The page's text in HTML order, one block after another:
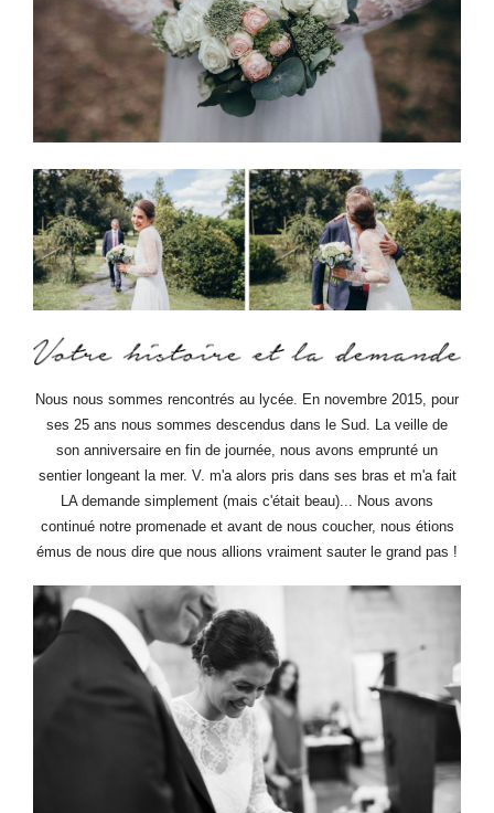
Nous nous sommes rencontrés au lycée. En novembre 2015, pour
ses 25 ans nous sommes descendus dans le Sud. La veille de
son anniversaire en fin de journée, nous avons emprunté un
sentier longeant la mer. V. m'a alors pris dans ses bras et m'a fait
LA demande simplement (mais c'était beau)... Nous avons
continué notre promenade et avant de nous coucher, nous étions
émus de nous dire que nous allions vraiment sauter le grand pas !